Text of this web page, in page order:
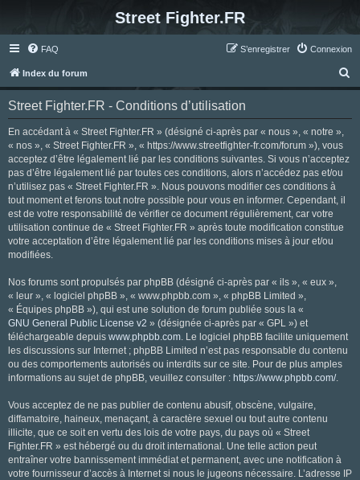
Street Fighter.FR
FAQ Connexion
S’enregistrer
Index du forum
e
Street Fighter.FR - Conditions d’utilisation
En accédant à « Street Fighter.FR » (désigné ci-après par « nous », « notre »,
« nos », « Street Fighter.FR », « https://www.streetfighter-fr.com/forum »), vous
acceptez d’être légalement lié par les conditions suivantes. Si vous n’acceptez
pas d’être légalement lié par toutes ces conditions, alors n’accédez pas et/ou
n’utilisez pas « Street Fighter.FR ». Nous pouvons modifier ces conditions à
tout moment et ferons tout notre possible pour vous en informer. Cependant, il
est de votre responsabilité de vérifier ce document régulièrement, car votre
utilisation continue de « Street Fighter.FR » après toute modification constitue
votre acceptation d’être légalement lié par les conditions mises à jour et/ou
modifiées.
Nos forums sont propulsés par phpBB (désigné ci-après par « ils », « eux »,
« leur », « logiciel phpBB », « www.phpbb.com », « phpBB Limited »,
« Équipes phpBB »), qui est une solution de forum publiée sous la «
GNU General Public License v2 » (désignée ci-après par « GPL ») et
téléchargeable depuis www.phpbb.com. Le logiciel phpBB facilite uniquement
les discussions sur Internet ; phpBB Limited n’est pas responsable du contenu
ou des comportements autorisés ou interdits sur ce site. Pour de plus amples
informations au sujet de phpBB, veuillez consulter : https://www.phpbb.com/.
Vous acceptez de ne pas publier de contenu abusif, obscène, vulgaire,
diffamatoire, haineux, menaçant, à caractère sexuel ou tout autre contenu
illicite, que ce soit en vertu des lois de votre pays, du pays où « Street
Fighter.FR » est hébergé ou du droit international. Une telle action peut
entraîner votre bannissement immédiat et permanent, avec une notification à
votre fournisseur d’accès à Internet si nous le jugeons nécessaire. L’adresse IP